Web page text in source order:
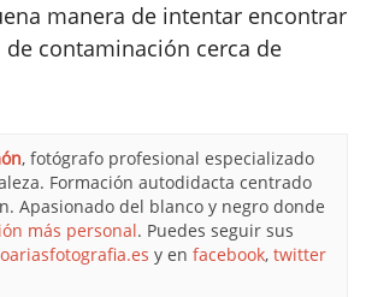
manera de intentar encontrar
de contaminación cerca de
, fotógrafo profesional especializado
Formación autodidacta centrado
Apasionado del blanco y negro donde
más personal. Puedes seguir sus
y en facebook, twitter